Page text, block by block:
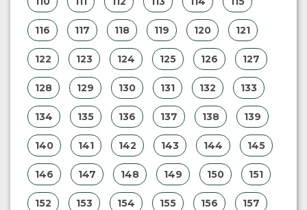
116 117 118 119 120 121
122 123 124 125 126 127
128 129 130 131 132 133
134 135 136 137 138 139
140 141 142 143 144 145
146 147 148 149 150 151
152 153 154 155 156 157